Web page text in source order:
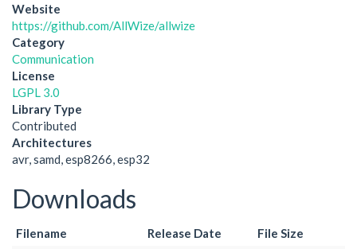
Website
https://github.com/AllWize/allwize
Category
Communication
License
LGPL 3.0
Library Type
Contributed
Architectures
avr, samd, esp8266, esp32
Downloads
Filename Release Date
File Size